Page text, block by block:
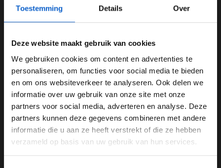
Toestemming Details Over
Deze website maakt gebruik van cookies
We gebruiken cookies om content en advertenties te
personaliseren, om functies voor social media te bieden
en om ons websiteverkeer te analyseren. Ook delen we
informatie over uw gebruik van onze site met onze
partners voor social media, adverteren en analyse. Deze
partners kunnen deze gegevens combineren met andere
informatie die u aan ze heeft verstrekt of die ze hebben
verzameld op basis van uw gebruik van hun services.
auto. We moeten goed met elkaar gaan zitten zodat we
WELKOM BIJ GRAND PRIX RADIO
Ben je 24 jaar of ouder?
Pas je advertentie instellingen aan en klik hieronder om
door te gaan naar de website!
Advertentie instellingen